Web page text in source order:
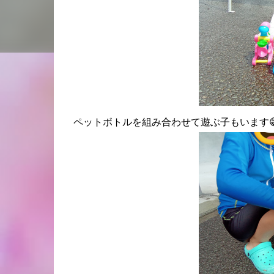
ペットボトルを組み合わせて遊ぶ子もいます